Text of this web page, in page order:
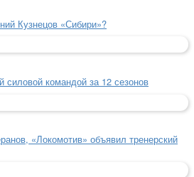
Кузнецов «Сибири»?
силовой командой за 12 сезонов
«Локомотив» объявил тренерский